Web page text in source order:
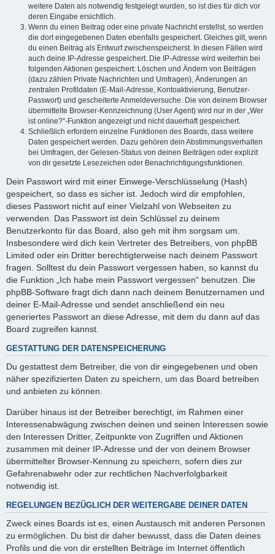
weitere Daten als notwendig festgelegt wurden, so ist dies für dich vor
deren Eingabe ersichtlich.
Wenn du einen Beitrag oder eine private Nachricht erstellst, so werden
die dort eingegebenen Daten ebenfalls gespeichert. Gleiches gilt, wenn
du einen Beitrag als Entwurf zwischenspeicherst. In diesen Fällen wird
auch deine IP-Adresse gespeichert. Die IP-Adresse wird weiterhin bei
folgenden Aktionen gespeichert: Löschen und Ändern von Beiträgen
(dazu zählen Private Nachrichten und Umfragen), Änderungen an
zentralen Profildaten (E-Mail-Adresse, Kontoaktivierung, Benutzer-
Passwort) und gescheiterte Anmeldeversuche. Die von deinem Browser
übermittelte Browser-Kennzeichnung (User Agent) wird nur in der „Wer
ist online?“-Funktion angezeigt und nicht dauerhaft gespeichert.
Schließlich erfordern einzelne Funktionen des Boards, dass weitere
Daten gespeichert werden. Dazu gehören dein Abstimmungsverhalten
bei Umfragen, der Gelesen-Status von deinen Beiträgen oder explizit
von dir gesetzte Lesezeichen oder Benachrichtigungsfunktionen.
Dein Passwort wird mit einer Einwege-Verschlüsselung (Hash)
gespeichert, so dass es sicher ist. Jedoch wird dir empfohlen,
dieses Passwort nicht auf einer Vielzahl von Webseiten zu
verwenden. Das Passwort ist dein Schlüssel zu deinem
Benutzerkonto für das Board, also geh mit ihm sorgsam um.
Insbesondere wird dich kein Vertreter des Betreibers, von phpBB
Limited oder ein Dritter berechtigterweise nach deinem Passwort
fragen. Solltest du dein Passwort vergessen haben, so kannst du
die Funktion „Ich habe mein Passwort vergessen“ benutzen. Die
phpBB-Software fragt dich dann nach deinem Benutzernamen und
deiner E-Mail-Adresse und sendet anschließend ein neu
generiertes Passwort an diese Adresse, mit dem du dann auf das
Board zugreifen kannst.
GESTATTUNG DER DATENSPEICHERUNG
Du gestattest dem Betreiber, die von dir eingegebenen und oben
näher spezifizierten Daten zu speichern, um das Board betreiben
und anbieten zu können.
Darüber hinaus ist der Betreiber berechtigt, im Rahmen einer
Interessenabwägung zwischen deinen und seinen Interessen sowie
den Interessen Dritter, Zeitpunkte von Zugriffen und Aktionen
zusammen mit deiner IP-Adresse und der von deinem Browser
übermittelter Browser-Kennung zu speichern, sofern dies zur
Gefahrenabwehr oder zur rechtlichen Nachverfolgbarkeit
notwendig ist.
REGELUNGEN BEZÜGLICH DER WEITERGABE DEINER DATEN
Zweck eines Boards ist es, einen Austausch mit anderen Personen
zu ermöglichen. Du bist dir daher bewusst, dass die Daten deines
Profils und die von dir erstellten Beiträge im Internet öffentlich